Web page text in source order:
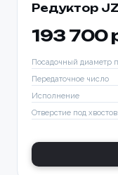
Редуктор
193 700
Посадочный диаметр
Передаточное число
Исполнение
Отверстие под